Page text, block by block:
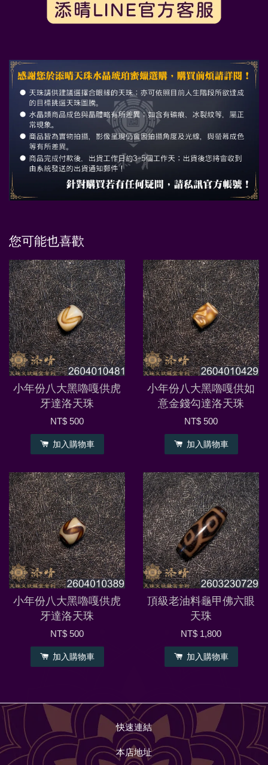
您可能也喜歡
小年份八大黑嚕嘎供虎
牙達洛天珠
NT$ 500
加入購物車
小年份八大黑嚕嘎供如
意金錢勾達洛天珠
NT$ 500
加入購物車
小年份八大黑嚕嘎供虎
牙達洛天珠
NT$ 500
加入購物車
頂級老油料龜甲佛六眼
天珠
NT$ 1,800
加入購物車
快速連結
本店地址